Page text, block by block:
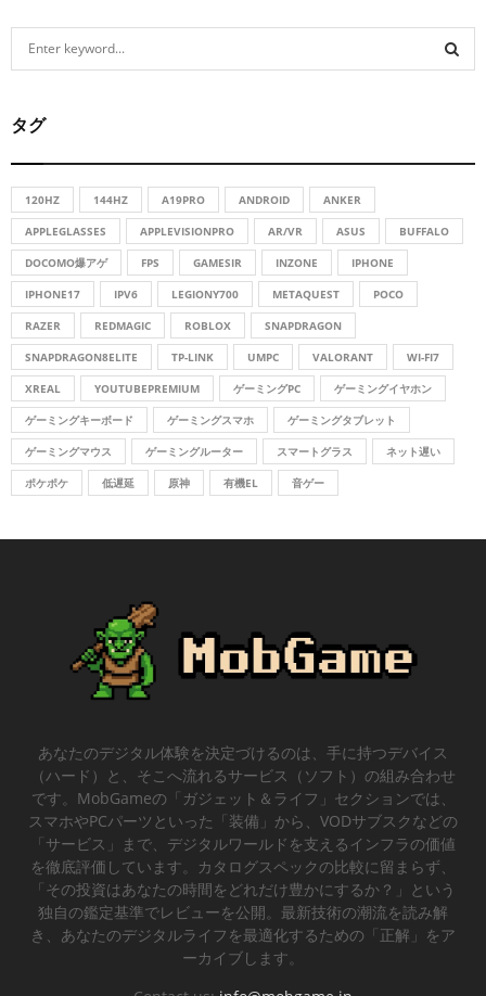
c
r
:
R
タグ
120HZ 144HZ A19PRO ANDROID ANKER
APPLEGLASSES APPLEVISIONPRO AR/VR ASUS BUFFALO
DOCOMO爆アゲ FPS GAMESIR INZONE IPHONE
IPHONE17 IPV6 LEGIONY700 METAQUEST POCO
RAZER REDMAGIC ROBLOX SNAPDRAGON
SNAPDRAGON8ELITE TP-LINK UMPC VALORANT WI-FI7
XREAL YOUTUBEPREMIUM ゲーミングPC ゲーミングイヤホン
ゲーミングキーボード ゲーミングスマホ ゲーミングタブレット
ゲーミングマウス ゲーミングルーター スマートグラス ネット遅い
ポケポケ 低遅延 原神 有機EL 音ゲー
あなたのデジタル体験を決定づけるのは、手に持つデバイス
（ハード）と、そこへ流れるサービス（ソフト）の組み合わせ
です。MobGameの「ガジェット＆ライフ」セクションでは、
スマホやPCパーツといった「装備」から、VODサブスクなどの
「サービス」まで、デジタルワールドを支えるインフラの価値
を徹底評価しています。カタログスペックの比較に留まらず、
「その投資はあなたの時間をどれだけ豊かにするか？」という
独自の鑑定基準でレビューを公開。最新技術の潮流を読み解
き、あなたのデジタルライフを最適化するための「正解」をア
ーカイブします。